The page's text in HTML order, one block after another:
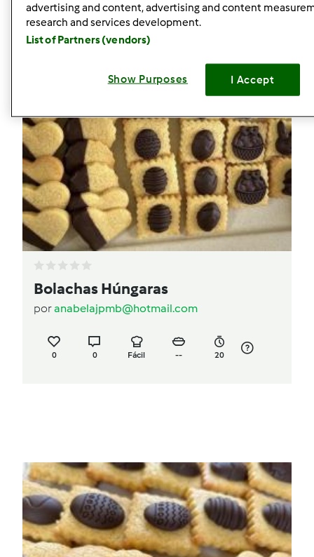
Criar receita
Bolachas Húngaras
poranabelajpmb@hotmail.com
0 0 Fácil -- 20
advertising and content, advertising and content
research and services development.
List of Partners (vendors)
Show Purposes I Accept